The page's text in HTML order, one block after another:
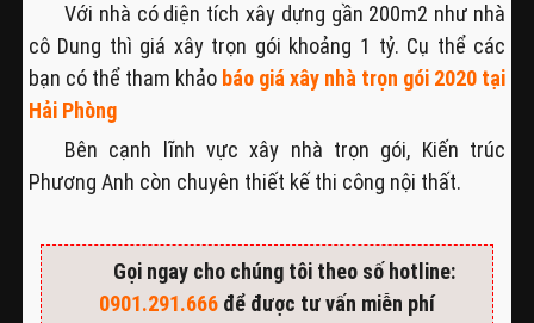
Với nhà có diện tích xây dựng gần 200m2 như nhà
cô Dung thì giá xây trọn gói khoảng 1 tỷ. Cụ thể các
bạn có thể tham khảo báo giá xây nhà trọn gói 2020 tại
Hải Phòng
Bên cạnh lĩnh vực xây nhà trọn gói, Kiến trúc
Phương Anh còn chuyên thiết kế thi công nội thất.
Gọi ngay cho chúng tôi theo số hotline:
0901.291.666để được tư vấn miễn phí